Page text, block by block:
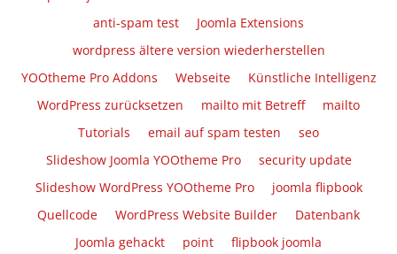
anti-spam test
Joomla Extensions
wordpress ältere version wiederherstellen
YOOtheme Pro Addons
Webseite
Künstliche Intelligenz
WordPress zurücksetzen
mailto mit Betreff
mailto
Tutorials
email auf spam testen
seo
Slideshow Joomla YOOtheme Pro
security update
Slideshow WordPress YOOtheme Pro
joomla flipbook
Quellcode
WordPress Website Builder
Datenbank
Joomla gehackt
point
flipbook joomla